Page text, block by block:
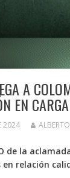
A
EN
2024
de la
relación